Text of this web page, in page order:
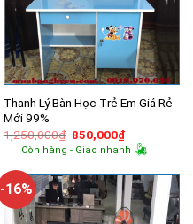
Thanh Lý Bàn Học Trẻ Em Giá Rẻ
Mới 99%
1,250,000₫ Giá
gốc
là:
850,000₫Giá
hiện
tại
850,000₫.
Còn hàng - Giao nhanh
-16%